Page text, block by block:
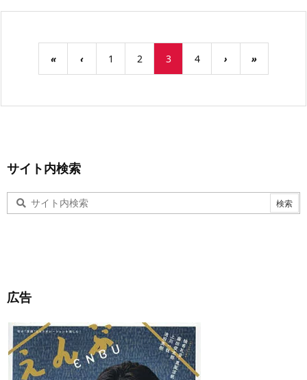
« ‹ 1 2 3 4 › »
サイト内検索
広告